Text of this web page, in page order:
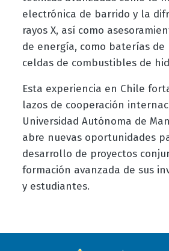
electrónica de barrido y la
rayos X, así como
de energía, como baterías de
celdas de combustibles de
Esta experiencia en Chile
lazos de cooperación
Universidad Autónoma de
abre nuevas oportunidades
desarrollo de proyectos
formación avanzada de sus
y estudiantes.